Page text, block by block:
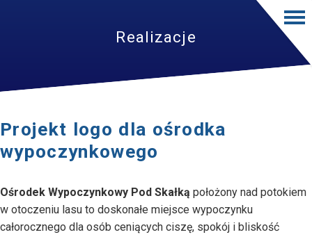
Realizacje
Projekt logo dla ośrodka
wypoczynkowego
Ośrodek Wypoczynkowy Pod Skałką położony nad potokiem
w otoczeniu lasu to doskonałe miejsce wypoczynku
całorocznego dla osób ceniących ciszę, spokój i bliskość